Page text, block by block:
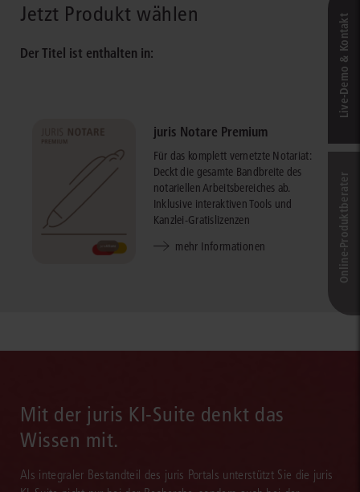
Jetzt Produkt wählen
Der Titel ist enthalten in:
juris Notare Premium
Für das komplett vernetzte Notariat:
Deckt die gesamte Bandbreite des
notariellen Arbeitsbereiches ab.
Inklusive interaktiven Tools und
Kanzlei-Gratislizenzen
mehr Informationen
Mit der juris KI-Suite denkt das
Wissen mit.
Als integraler Bestandteil des juris Portals unterstützt Sie die juris
Live‑Demo & Kontakt
Online-Produkt­berater